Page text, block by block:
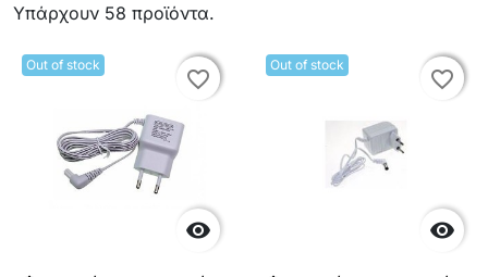
Υπάρχουν 58 προϊόντα.
Out of stock

favorite_border
favorite_border
Out of stock

favorite_border
favorite_border